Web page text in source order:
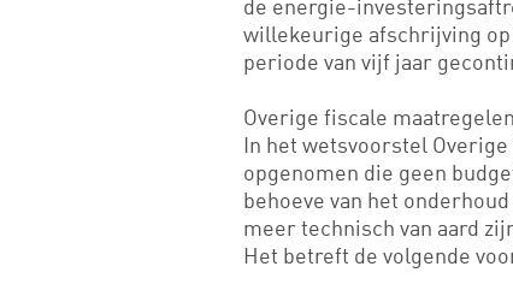
de energie-
willekeurige afschrijving
periode van vijf jaar
Overige fiscale
In het wetsvoorstel
opgenomen die geen
behoeve van het
meer technisch van aard
Het betreft de volgende